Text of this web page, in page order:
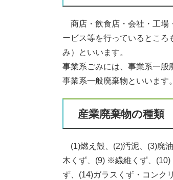
商店・飲食店・会社・工場
ービス等を行っているとこ
み）といいます。
事業系ごみには、事業系一般
事業系一般廃棄物といいます。
産業廃棄物の種類
(1)燃え殻、(2)汚泥、(3)廃
木くず、(9) ※繊維くず、
ず、(14)ガラスくず・コンク